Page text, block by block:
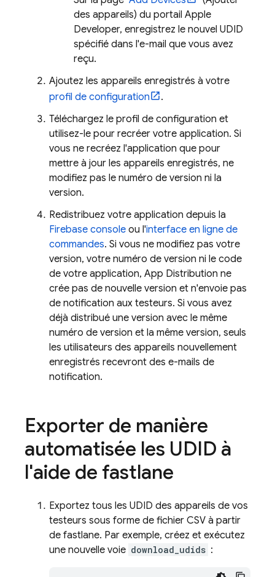
des appareils) du portail Apple
Developer, enregistrez le nouvel UDID
spécifié dans l'e-mail que vous avez
reçu.
Ajoutez les appareils enregistrés à votre
profil de configuration
.
Téléchargez le profil de configuration et
utilisez-le pour recréer votre application. Si
vous ne recréez l'application que pour
mettre à jour les appareils enregistrés, ne
modifiez pas le numéro de version ni la
version.
Redistribuez votre application depuis la
Firebase console ou l'interface en ligne de
commandes. Si vous ne modifiez pas votre
version, votre numéro de version ni le code
de votre application, App Distribution ne
crée pas de nouvelle version et n'envoie pas
de notification aux testeurs. Si vous avez
déjà distribué une version avec le même
numéro de version et la même version, seuls
les utilisateurs des appareils nouvellement
enregistrés recevront des e-mails de
notification.
Exporter de manière
automatisée les UDID à
l'aide de fastlane
Exportez tous les UDID des appareils de vos
testeurs sous forme de fichier CSV à partir
de fastlane. Par exemple, créez et exécutez
une nouvelle voie download_udids :